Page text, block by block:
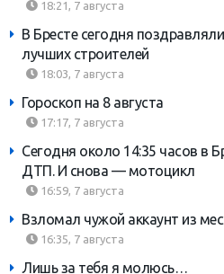
18:21, 7 августа
В Бресте сегодня
лучших строителей
18:03, 7 августа
Гороскоп на 8 августа
17:17, 7 августа
Сегодня около 14:35 часов в
ДТП. И снова — мотоцикл
16:59, 7 августа
Взломал чужой аккаунт из
16:35, 7 августа
Лишь за тебя я молюсь…